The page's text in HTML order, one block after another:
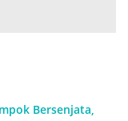
Bersenjata,